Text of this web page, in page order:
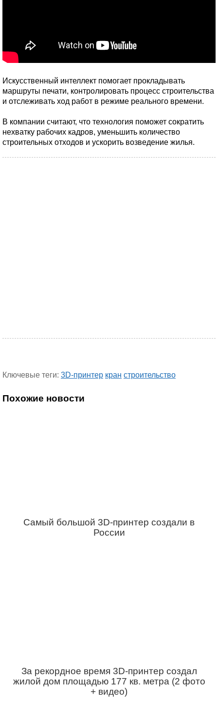
Искусственный интеллект помогает прокладывать
маршруты печати, контролировать процесс строительства
и отслеживать ход работ в режиме реального времени.
В компании считают, что технология поможет сократить
нехватку рабочих кадров, уменьшить количество
строительных отходов и ускорить возведение жилья.
Ключевые теги: 3D-принтер кран строительство
Похожие новости
Самый большой 3D-принтер создали в
России
За рекордное время 3D-принтер создал
жилой дом площадью 177 кв. метра (2 фото
+ видео)